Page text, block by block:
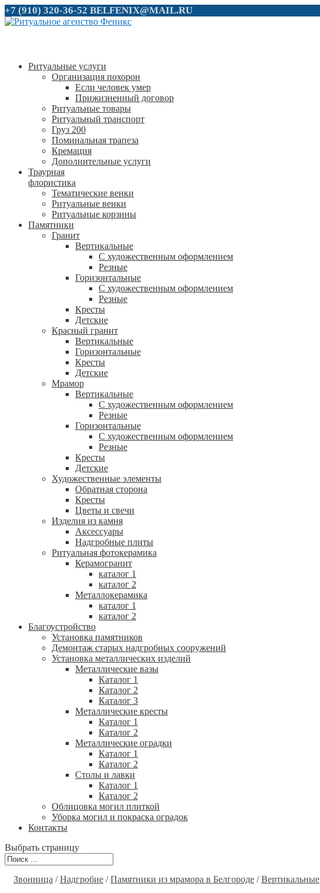
+7 (910) 320-36-52 BELFENIX@MAIL.RU
Ритуальные услуги
Организация похорон
Если человек умер
Прижизненный договор
Ритуальные товары
Ритуальный транспорт
Груз 200
Поминальная трапеза
Кремация
Дополнительные услуги
Траурная
флористика
Тематические венки
Ритуальные венки
Ритуальные корзины
Памятники
Гранит
Вертикальные
С художественным оформлением
Резные
Горизонтальные
С художественным оформлением
Резные
Кресты
Детские
Красный гранит
Вертикальные
Горизонтальные
Кресты
Детские
Мрамор
Вертикальные
С художественным оформлением
Резные
Горизонтальные
С художественным оформлением
Резные
Кресты
Детские
Художественные элементы
Обратная сторона
Кресты
Цветы и свечи
Изделия из камня
Аксессуары
Надгробные плиты
Ритуальная фотокерамика
Керамогранит
каталог 1
каталог 2
Металлокерамика
каталог 1
каталог 2
Благоустройство
Установка памятников
Демонтаж старых надгробных сооружений
Установка металлических изделий
Металлические вазы
Каталог 1
Каталог 2
Каталог 3
Металлические кресты
Каталог 1
Каталог 2
Металлические оградки
Каталог 1
Каталог 2
Столы и лавки
Каталог 1
Каталог 2
Облицовка могил плиткой
Уборка могил и покраска оградок
Контакты
Выбрать страницу
Звонница /Надгробие /Памятники из мрамора в Белгороде /Вертикальные